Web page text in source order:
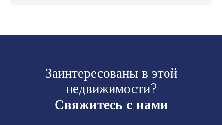
Заинтересованы в этой
недвижимости?
Свяжитесь с нами